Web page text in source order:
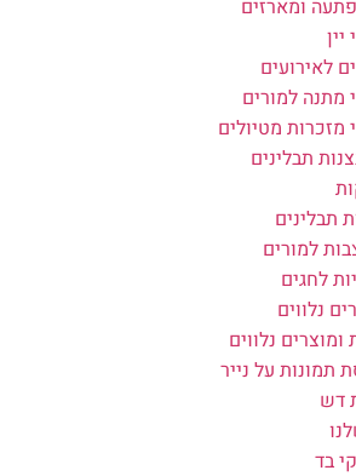
ומארזים
לאירועים
מתנה למורים
מזכרות מטיולים
תבלינים
תבלינים
למורים
לחגים
נלווים
ומוצרים נלווים
תמונות על נייר
דש
בד